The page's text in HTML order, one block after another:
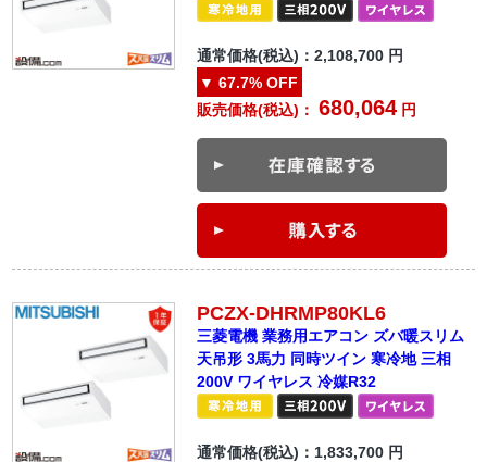
通常価格(税込)：2,108,700 円
▼ 67.7% OFF
販売価格(税込)：680,064 円
PCZX-DHRMP80KL6
三菱電機 業務用エアコン ズバ暖スリム
天吊形 3馬力 同時ツイン 寒冷地 三相
200V ワイヤレス 冷媒R32
通常価格(税込)： 1,833,700 円